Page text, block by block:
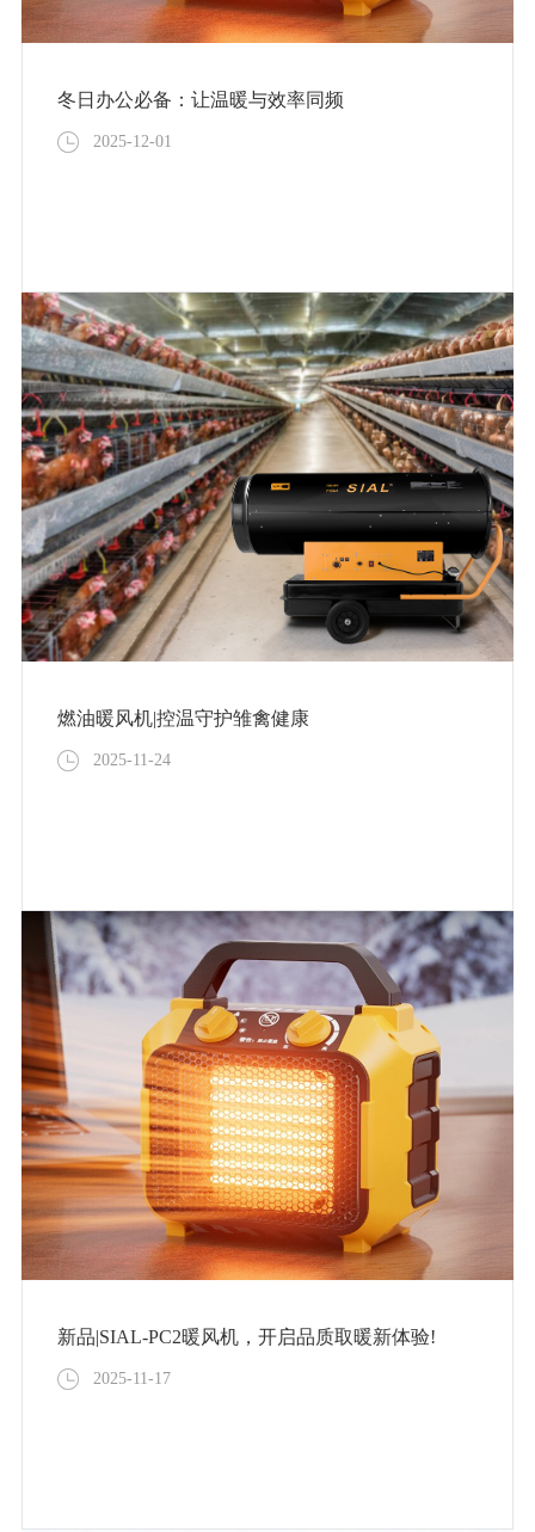
冬日办公必备：让温暖与效率同频
2025-12-01
燃油暖风机|控温守护雏禽健康
2025-11-24
新品|SIAL-PC2暖风机，开启品质取暖新体验!
2025-11-17